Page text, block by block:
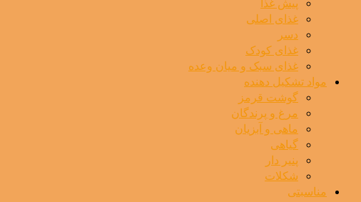
پیش غذا
غذای اصلی
دسر
غذای کودک
غذای سبک و میان وعده
مواد تشکیل دهنده
گوشت قرمز
مرغ و پرندگان
ماهی و آبزیان
گیاهی
پنیر دار
شکلات
مناسبتی